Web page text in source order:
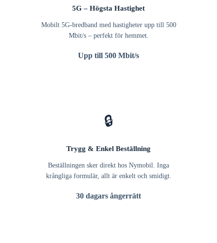
5G – Högsta Hastighet
Mobilt 5G-bredband med hastigheter upp till 500
Mbit/s – perfekt för hemmet.
Upp till 500 Mbit/s
🔒
Trygg & Enkel Beställning
Beställningen sker direkt hos Nymobil. Inga
krångliga formulär, allt är enkelt och smidigt.
30 dagars ångerrätt